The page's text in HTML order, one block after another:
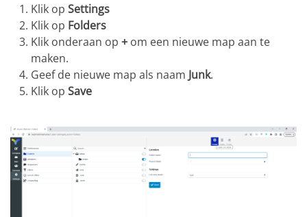
Klik op Settings
Klik op Folders
Klik onderaan op + om een nieuwe map aan te
maken.
Geef de nieuwe map als naam Junk.
Klik op Save